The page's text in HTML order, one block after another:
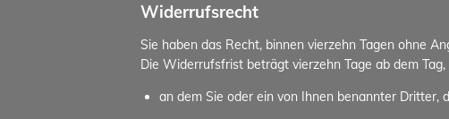
Widerrufsrecht
Sie haben das Recht, binnen vierzehn Tagen ohne
Die Widerrufsfrist beträgt vierzehn Tage ab dem Tag,
an dem Sie oder ein von Ihnen benannter